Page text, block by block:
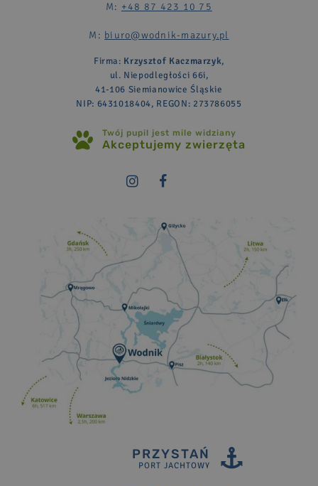
M: +48 87 423 10 75
M: biuro@wodnik-mazury.pl
Firma: Krzysztof Kaczmarzyk,
ul. Niepodległości 66i,
41-106 Siemianowice Śląskie
NIP: 6431018404, REGON: 273786055
Twój pupil jest mile widziany
Akceptujemy zwierzęta
PRZYSTAŃ
PORT JACHTOWY